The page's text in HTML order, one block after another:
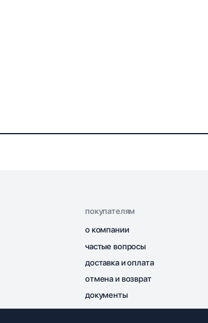
покупателям
о компании
частые вопросы
доставка и оплата
отмена и возврат
документы
контакты